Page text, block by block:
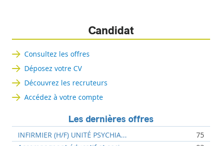
Candidat
Consultez les offres
Déposez votre CV
Découvrez les recruteurs
Accédez à votre compte
Les dernières offres
INFIRMIER (H/F) UNITÉ PSYCHIA...
75